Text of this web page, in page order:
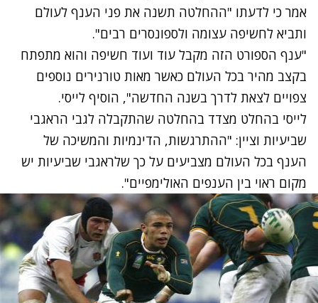
אמר כי לדעתו "ההחלטה תשנה את פני הענף לעולם
ותביא לחשיפה עצומה ולספונסרים רבים".
"ענף הספורט הזה מקבל עוד ועוד חשיפה והוא מתפתח
בקצב מהיר בכל העולם כאשר מאות טורנירים נוספים
צפויים לצאת לדרך בשנה החדשה", הוסיף לייסי.
לייסי בהחלט מצדד בהחלטה שהתקבלה לגבי הראגבי
שביעיות וציין: "ההתרגשות, הדינמיות והמשיכה של
הענף בכל העולם מצביעים על כך שלראגבי שביעיות יש
מקום ראוי בין הענפים האולימפיים".